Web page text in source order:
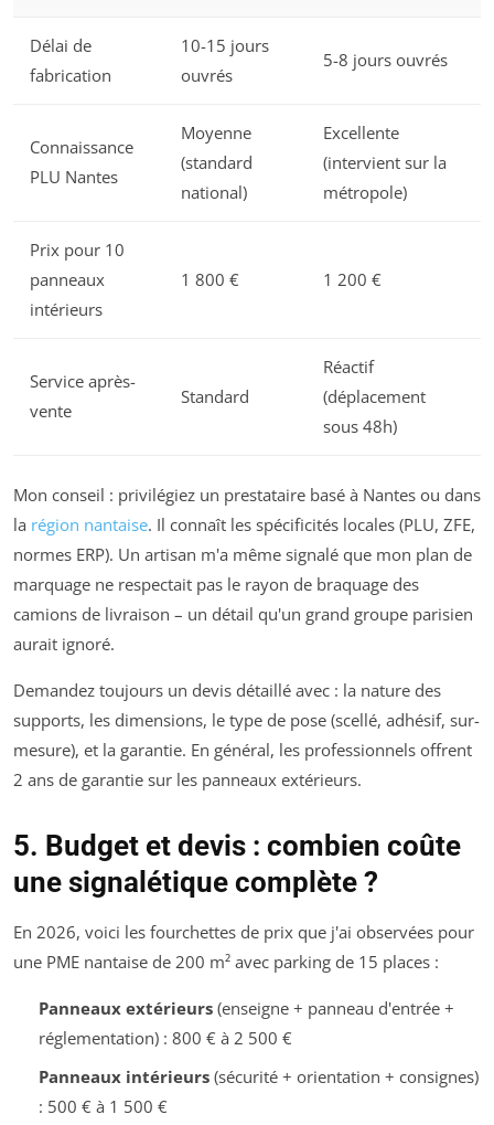
Délai de
fabrication
10-15 jours
ouvrés
5-8 jours ouvrés
Connaissance
PLU Nantes
Moyenne
(standard
national)
Excellente
(intervient sur la
métropole)
Prix pour 10
panneaux
intérieurs
1 800 € 1 200 €
Service après-
vente
Standard
Réactif
(déplacement
sous 48h)
Mon conseil : privilégiez un prestataire basé à Nantes ou dans
la région nantaise. Il connaît les spécificités locales (PLU, ZFE,
normes ERP). Un artisan m'a même signalé que mon plan de
marquage ne respectait pas le rayon de braquage des
camions de livraison – un détail qu'un grand groupe parisien
aurait ignoré.
Demandez toujours un devis détaillé avec : la nature des
supports, les dimensions, le type de pose (scellé, adhésif, sur-
mesure), et la garantie. En général, les professionnels offrent
2 ans de garantie sur les panneaux extérieurs.
5. Budget et devis : combien coûte
une signalétique complète ?
En 2026, voici les fourchettes de prix que j'ai observées pour
une PME nantaise de 200 m² avec parking de 15 places :
Panneaux extérieurs(enseigne + panneau d'entrée +
réglementation) : 800 € à 2 500 €
Panneaux intérieurs(sécurité + orientation + consignes)
: 500 € à 1 500 €